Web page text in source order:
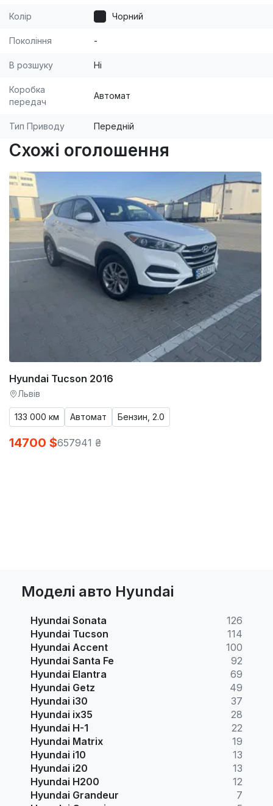
что это безопасно, быстро, удобно и выгодно!
Колір Чорний
Покоління -
В розшуку Ні
Коробка
передач
Автомат
Тип Приводу Передній
Схожі оголошення
Hyundai Tucson 2016
Львів
133 000 км Автомат Бензин, 2.0
14700 $657941 ₴
Моделі авто Hyundai
Hyundai Sonata
126
Hyundai Tucson
114
Hyundai Accent
100
Hyundai Santa Fe
92
Hyundai Elantra
69
Hyundai Getz
49
Hyundai i30
37
Hyundai ix35
28
Hyundai H-1
22
Hyundai Matrix
19
Hyundai i10
13
Hyundai i20
13
Hyundai H200
12
Hyundai Grandeur
7